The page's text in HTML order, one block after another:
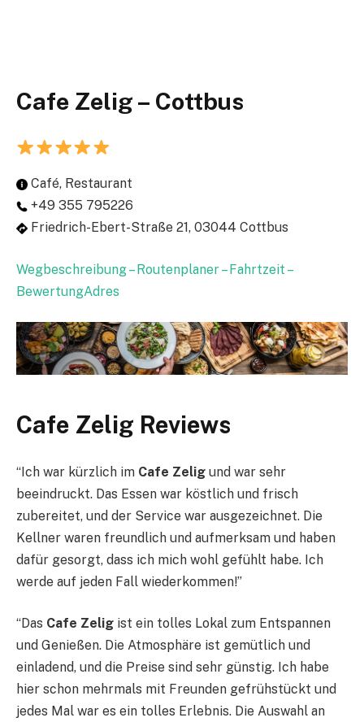
Cafe Zelig – Cottbus
Café, Restaurant
+49 355 795226
Friedrich-Ebert-Straße 21, 03044 Cottbus
Wegbeschreibung – Routenplaner – Fahrtzeit –
BewertungAdres
Cafe Zelig Reviews
“Ich war kürzlich im Cafe Zelig und war sehr
beeindruckt. Das Essen war köstlich und frisch
zubereitet, und der Service war ausgezeichnet. Die
Kellner waren freundlich und aufmerksam und haben
dafür gesorgt, dass ich mich wohl gefühlt habe. Ich
werde auf jeden Fall wiederkommen!”
“Das Cafe Zelig ist ein tolles Lokal zum Entspannen
und Genießen. Die Atmosphäre ist gemütlich und
einladend, und die Preise sind sehr günstig. Ich habe
hier schon mehrmals mit Freunden gefrühstückt und
jedes Mal war es ein tolles Erlebnis. Die Auswahl an